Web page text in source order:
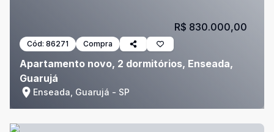
Cód: 86271 Compra
Apartamento novo, 2 dormitórios, Enseada,
Guarujá
Enseada, Guarujá - SP
R$ 830.000,00